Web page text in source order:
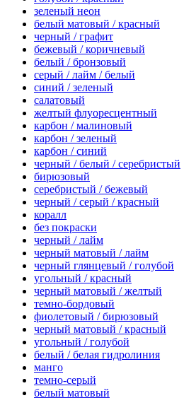
зеленый неон
белый матовый / красный
черный / графит
бежевый / коричневый
белый / бронзовый
серый / лайм / белый
синий / зеленый
салатовый
желтый флуоресцентный
карбон / малиновый
карбон / зеленый
карбон / синий
черный / белый / серебристый
бирюзовый
серебристый / бежевый
черный / серый / красный
коралл
без покраски
черный / лайм
черный матовый / лайм
черный глянцевый / голубой
угольный / красный
черный матовый / желтый
темно-бордовый
фиолетовый / бирюзовый
черный матовый / красный
угольный / голубой
белый / белая гидролиния
манго
темно-серый
белый матовый